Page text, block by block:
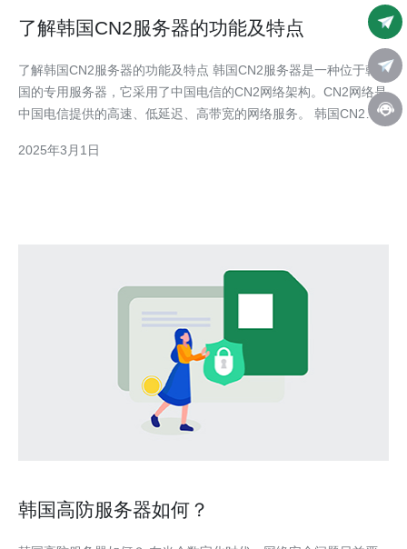
了解韩国CN2服务器的功能及特点
了解韩国CN2服务器的功能及特点 韩国CN2服务器是一种位于韩
国的专用服务器，它采用了中国电信的CN2网络架构。CN2网络是
中国电信提供的高速、低延迟、高带宽的网络服务。 韩国CN2服
首选。接下来，我们将了解韩国CN2服务器
2025年3月1日
韩国高防服务器如何？